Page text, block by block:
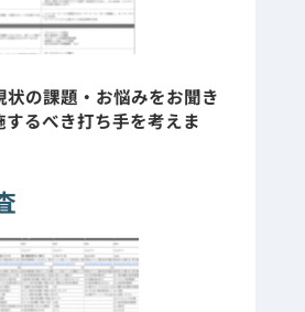
状の課題・お悩みをお聞き
するべき打ち手を考えま